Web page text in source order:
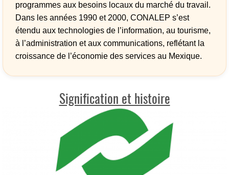
programmes aux besoins locaux du marché du travail.
Dans les années 1990 et 2000, CONALEP s’est
étendu aux technologies de l’information, au tourisme,
à l’administration et aux communications, reflétant la
croissance de l’économie des services au Mexique.
Signification et histoire